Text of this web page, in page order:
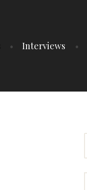
Interviews